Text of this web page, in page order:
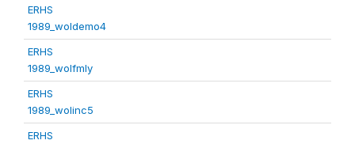
ERHS
1989_woldemo4
ERHS
1989_wolfmly
ERHS
1989_wolinc5
ERHS